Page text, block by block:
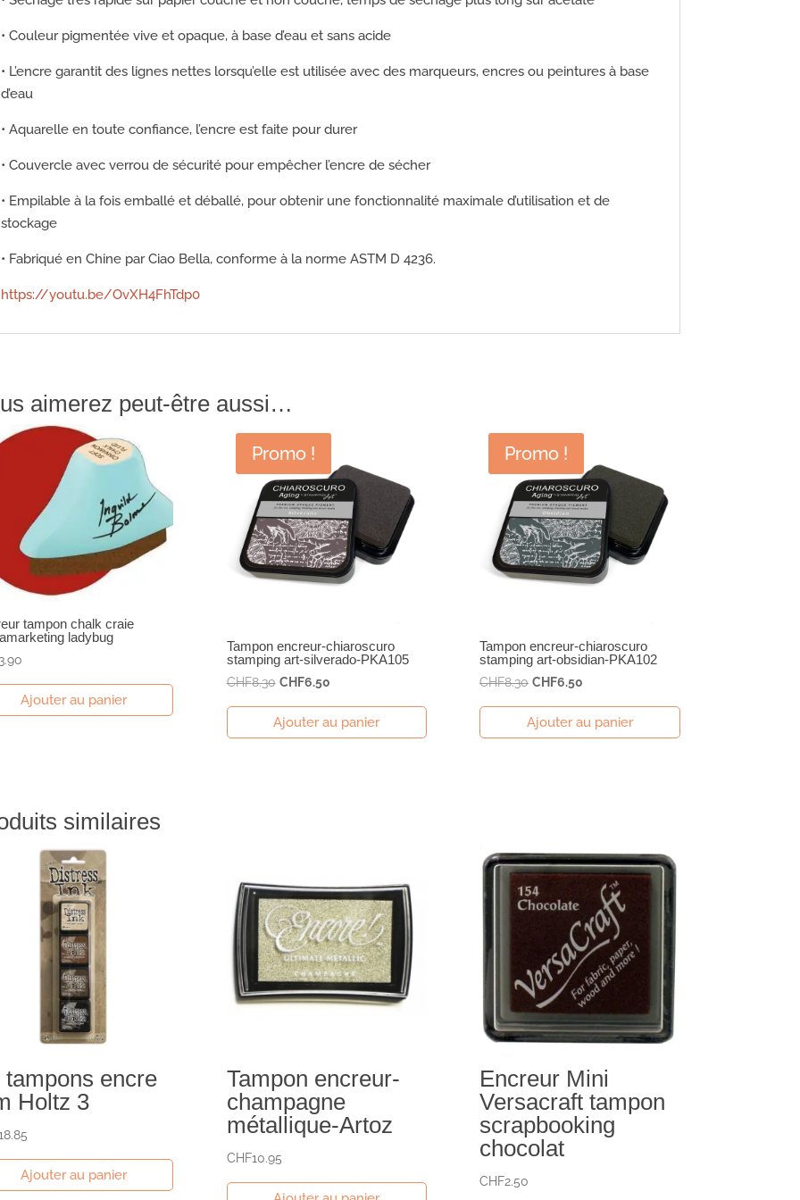
• Couleur pigmentée vive et opaque, à base d’eau et sans acide
• L’encre garantit des lignes nettes lorsqu’elle est utilisée avec des marqueurs, encres ou peintures à base
d’eau
• Aquarelle en toute confiance, l’encre est faite pour durer
• Couvercle avec verrou de sécurité pour empêcher l’encre de sécher
• Empilable à la fois emballé et déballé, pour obtenir une fonctionnalité maximale d’utilisation et de
stockage
• Fabriqué en Chine par Ciao Bella, conforme à la norme ASTM D 4236.
https://youtu.be/OvXH4FhTdp0
aimerez peut-être aussi…
tampon chalk craie
ladybug
Ajouter au panier
Promo !
Tampon encreur-chiaroscuro
stamping art-silverado-PKA105
CHF8.30 Le
initial
était :
CHF6.50Le
actuel
est :
Ajouter au panier
Promo !
Tampon encreur-chiaroscuro
stamping art-obsidian-PKA102
CHF8.30 Le
initial
était :
CHF6.50
actuel
est :
Ajouter au panier
similaires
tampons encre
Holtz 3
Ajouter au panier
Tampon encreur-
champagne
métallique-Artoz
CHF10.95
Encreur Mini
Versacraft tampon
scrapbooking
chocolat
CHF2.50